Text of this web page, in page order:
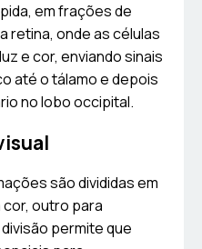
em frações de
retina, onde as células
e cor, enviando sinais
até o tálamo e depois
no lobo occipital.
são divididas em
outro para
permite que